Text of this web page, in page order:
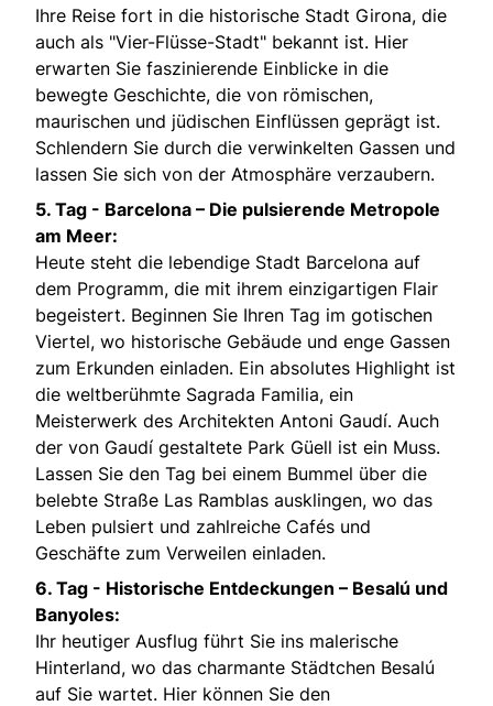
Ihre Reise fort in die historische Stadt Girona, die
auch als "Vier-Flüsse-Stadt" bekannt ist. Hier
erwarten Sie faszinierende Einblicke in die
bewegte Geschichte, die von römischen,
maurischen und jüdischen Einflüssen geprägt ist.
Schlendern Sie durch die verwinkelten Gassen und
lassen Sie sich von der Atmosphäre verzaubern.
5. Tag - Barcelona – Die pulsierende Metropole
am Meer:
Heute steht die lebendige Stadt Barcelona auf
dem Programm, die mit ihrem einzigartigen Flair
begeistert. Beginnen Sie Ihren Tag im gotischen
Viertel, wo historische Gebäude und enge Gassen
zum Erkunden einladen. Ein absolutes Highlight ist
die weltberühmte Sagrada Familia, ein
Meisterwerk des Architekten Antoni Gaudí. Auch
der von Gaudí gestaltete Park Güell ist ein Muss.
Lassen Sie den Tag bei einem Bummel über die
belebte Straße Las Ramblas ausklingen, wo das
Leben pulsiert und zahlreiche Cafés und
Geschäfte zum Verweilen einladen.
6. Tag - Historische Entdeckungen – Besalú und
Banyoles:
Ihr heutiger Ausflug führt Sie ins malerische
Hinterland, wo das charmante Städtchen Besalú
auf Sie wartet. Hier können Sie den